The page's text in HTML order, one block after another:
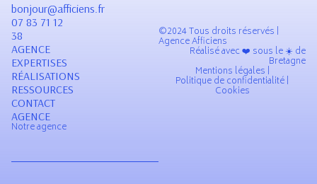
bonjour@afficiens.fr
07 83 71 12
38
AGENCE
EXPERTISES
RÉALISATIONS
RESSOURCES
CONTACT
AGENCE
Notre agence
©2024 Tous droits réservés |
Agence Afficiens
Réalisé avec ❤️ sous le ☀️ de
Bretagne
Mentions légales |
Politique de confidentialité |
Cookies